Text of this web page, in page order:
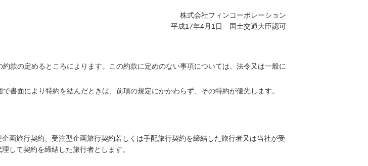
株式会社フィンコーポレーション
平成17年4月1日 国土交通大臣認可
款の定めるところによります。この約款に定めのない事項については、法令又は一般に
書面により特約を結んだときは、前項の規定にかかわらず、その特約が優先します。
画旅行契約、受注型企画旅行契約若しくは手配旅行契約を締結した旅行者又は当社が受
して契約を締結した旅行者とします。